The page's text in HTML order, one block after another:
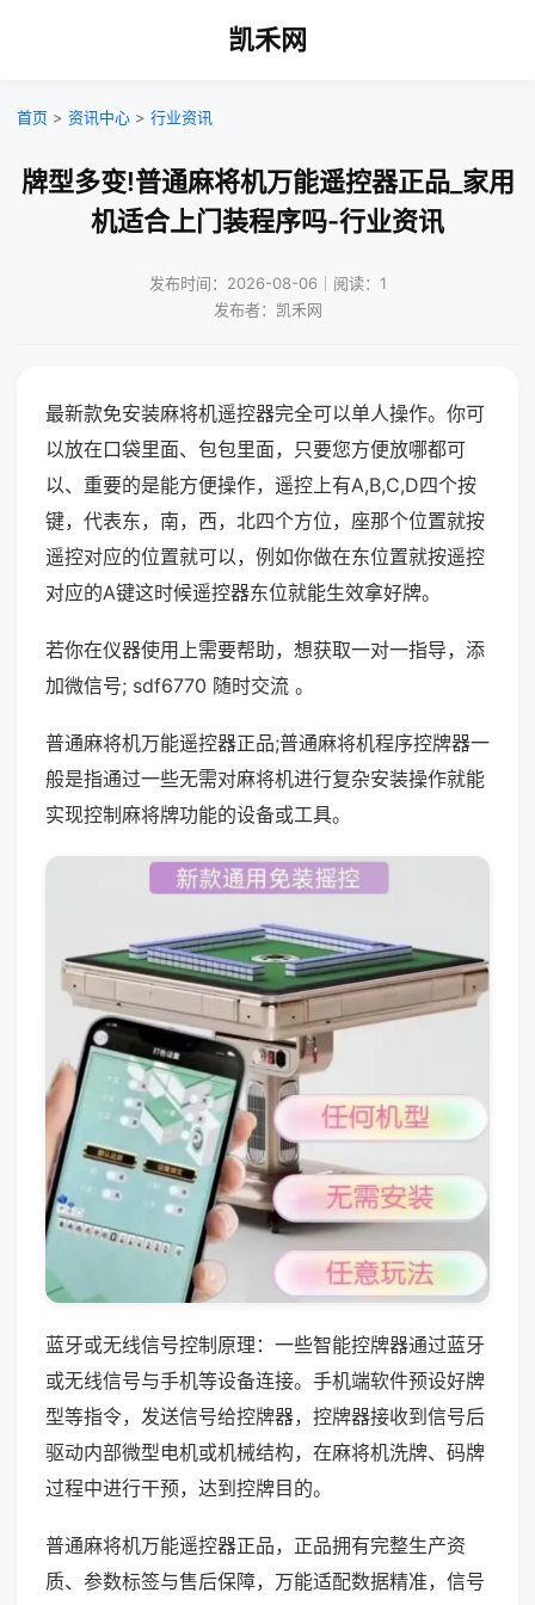
凯禾网
首页 > 资讯中心 > 行业资讯
牌型多变!普通麻将机万能遥控器正品_家用
机适合上门装程序吗-行业资讯
发布时间：2026-08-06｜阅读：1
发布者：凯禾网
最新款免安装麻将机遥控器完全可以单人操作。你可
以放在口袋里面、包包里面，只要您方便放哪都可
以、重要的是能方便操作，遥控上有A,B,C,D四个按
键，代表东，南，西，北四个方位，座那个位置就按
遥控对应的位置就可以，例如你做在东位置就按遥控
对应的A键这时候遥控器东位就能生效拿好牌。
若你在仪器使用上需要帮助，想获取一对一指导，添
加微信号; sdf6770 随时交流 。
普通麻将机万能遥控器正品;普通麻将机程序控牌器一
般是指通过一些无需对麻将机进行复杂安装操作就能
实现控制麻将牌功能的设备或工具。
蓝牙或无线信号控制原理：一些智能控牌器通过蓝牙
或无线信号与手机等设备连接。手机端软件预设好牌
型等指令，发送信号给控牌器，控牌器接收到信号后
驱动内部微型电机或机械结构，在麻将机洗牌、码牌
过程中进行干预，达到控牌目的。
普通麻将机万能遥控器正品，正品拥有完整生产资
质、参数标签与售后保障，万能适配数据精准，信号